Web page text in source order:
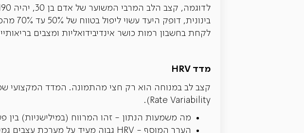
לקחת בחשבון רמות כושר אינדיבידואליות ומצבים
מדד HRV
Rate Variability).
מה משמעות הנתון - זהו המרווח (במילישניות) בין